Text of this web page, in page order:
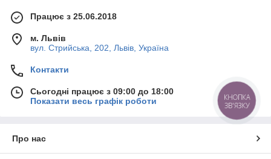
Працює з 25.06.2018
м. Львів
вул. Стрийська, 202, Львів, Україна
Контакти
Сьогодні працює з 09:00 до 18:00
Показати весь графік роботи
Про нас
КНОПКА
ЗВ'ЯЗКУ